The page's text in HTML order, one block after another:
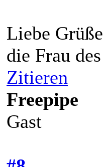
Liebe Grüße
die Frau des
Zitieren
Freepipe
Gast